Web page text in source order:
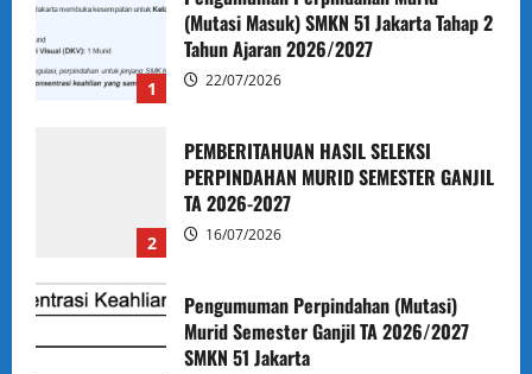
Remaja Bersama Dian Kurniati
09/07/2026
Undangan Sosialisasi Virtual MPLS Tahun
Ajaran 2026/2027 Bagi Orang Tua/Wali
Murid Baru Kelas X
06/07/2026
1
(Mutasi Masuk) SMKN 51 Jakarta Tahap 2
Tahun Ajaran 2026/2027
22/07/2026
2
PEMBERITAHUAN HASIL SELEKSI
PERPINDAHAN MURID SEMESTER GANJIL
TA 2026-2027
16/07/2026
Pengumuman Perpindahan (Mutasi)
Murid Semester Ganjil TA 2026/2027
SMKN 51 Jakarta